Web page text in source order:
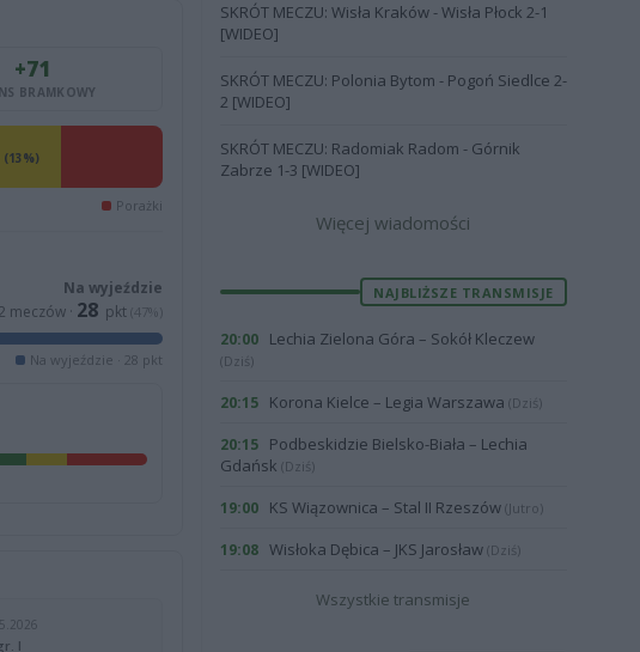
+71
BRAMKOWY
Porażki
Na wyjeździe
meczów · 28 pkt (47%)
Na wyjeździe · 28 pkt
I
SKRÓT MECZU: Wisła Kraków - Wisła Płock 2-1
[WIDEO]
SKRÓT MECZU: Polonia Bytom - Pogoń Siedlce 2-
2 [WIDEO]
SKRÓT MECZU: Radomiak Radom - Górnik
Zabrze 1-3 [WIDEO]
Więcej wiadomości
NAJBLIŻSZE TRANSMISJE
20:00 Lechia Zielona Góra – Sokół Kleczew
(Dziś)
20:15 Korona Kielce – Legia Warszawa (Dziś)
20:15
Podbeskidzie Bielsko-Biała – Lechia
Gdańsk (Dziś)
19:00 KS Wiązownica – Stal II Rzeszów (Jutro)
19:08 Wisłoka Dębica – JKS Jarosław (Dziś)
Wszystkie transmisje